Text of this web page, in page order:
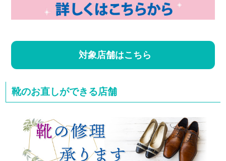
対象店舗はこちら
靴のお直しができる店舗